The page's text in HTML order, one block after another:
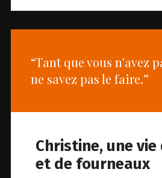
“Tant que vous n'avez
ne savez pas le faire.”
Christine, une
et de fourneaux